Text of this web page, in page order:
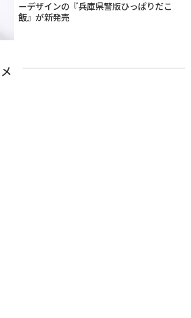
ーデザインの『兵庫県警版ひっぱりだこ
飯』が新発売